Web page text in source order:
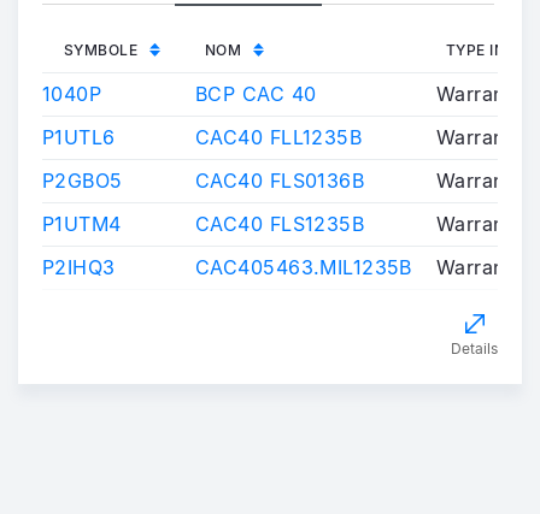
SYMBOLE NOM TYPE
1040P BCP CAC 40
Warrants/
P1UTL6
CAC40 FLL1235B
Warrants/
P2GBO5
CAC40 FLS0136B
Warrants/
P1UTM4
CAC40 FLS1235B
Warrants/
P2IHQ3
CAC405463.MIL1235B Warrants/
Details